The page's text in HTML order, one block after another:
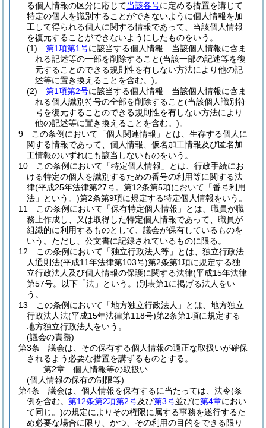
る個人情報の区分に応じて当該各号に定める措置を講じて
特定の個人を識別することができないように個人情報を加
工して得られる個人に関する情報であって、当該個人情報
を復元することができないようにしたものをいう。
(1)
第1項第1号に該当する個人情報 当該個人情報に含ま
れる記述等の一部を削除すること(当該一部の記述等を復
元することのできる規則性を有しない方法により他の記
述等に置き換えることを含む。)。
(2)
第1項第2号に該当する個人情報 当該個人情報に含ま
れる個人識別符号の全部を削除すること(当該個人識別符
号を復元することのできる規則性を有しない方法により
他の記述等に置き換えることを含む。)。
9
この条例において「個人関連情報」とは、生存する個人に
関する情報であって、個人情報、仮名加工情報及び匿名加
工情報のいずれにも該当しないものをいう。
10
この条例において「特定個人情報」とは、行政手続にお
ける特定の個人を識別するための番号の利用等に関する法
律(平成25年法律第27号。第12条第5項において「番号利用
法」という。)第2条第9項に規定する特定個人情報をいう。
11
この条例において「保有特定個人情報」とは、職員が職
務上作成し、又は取得した特定個人情報であって、職員が
組織的に利用するものとして、議会が保有しているものを
いう。 ただし、公文書に記録されているものに限る。
12
この条例において「独立行政法人等」とは、独立行政法
人通則法(平成11年法律第103号)第2条第1項に規定する独
立行政法人及び個人情報の保護に関する法律(平成15年法律
第57号。以下「法」という。)別表第1に掲げる法人をい
う。
13
この条例において「地方独立行政法人」とは、地方独立
行政法人法(平成15年法律第118号)第2条第1項に規定する
地方独立行政法人をいう。
(議会の責務)
第3条
議会は、その保有する個人情報の適正な取扱いが確保
されるよう必要な措置を講ずるものとする。
第2章
個人情報等の取扱い
(個人情報の保有の制限等)
第4条
議会は、個人情報を保有するに当たっては、法令(条
例を含む。 第12条第2項第2号及び第3号並びに第4章におい
て同じ。)の規定によりその権限に属する事務を遂行するた
め必要な場合に限り、かつ、その利用の目的をできる限り